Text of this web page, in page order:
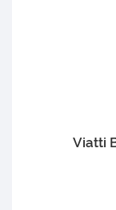
Viatti